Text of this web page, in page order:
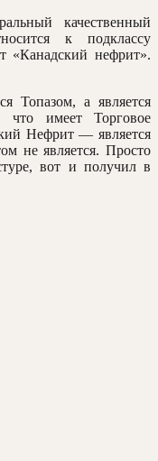
качественный
к подклассу
«Канадский нефрит».
Топазом, а является
что имеет Торговое
Нефрит — является
не является. Просто
вот и получил в